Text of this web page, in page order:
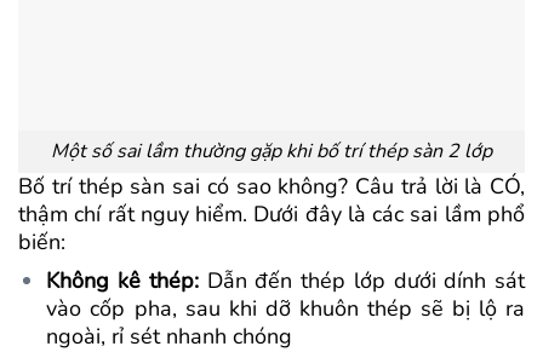
Một số sai lầm thường gặp khi bố trí thép sàn 2 lớp
Bố trí thép sàn sai có sao không? Câu trả lời là CÓ,
thậm chí rất nguy hiểm. Dưới đây là các sai lầm phổ
biến:
Không kê thép:Dẫn đến thép lớp dưới dính sát
vào cốp pha, sau khi dỡ khuôn thép sẽ bị lộ ra
ngoài, rỉ sét nhanh chóng